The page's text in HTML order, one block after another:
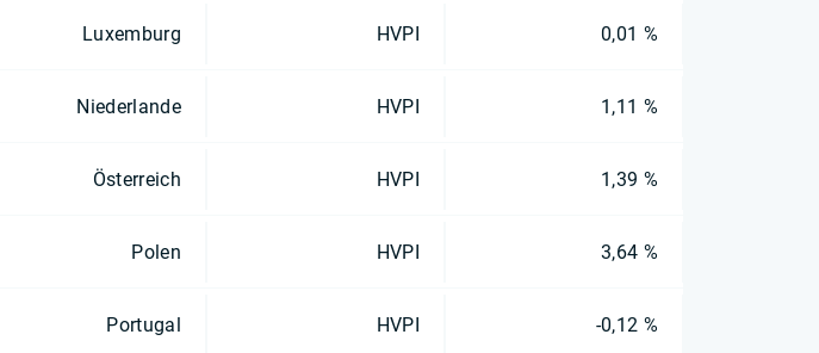
Luxemburg HVPI 0,01 %
Niederlande HVPI 1,11 %
Österreich HVPI 1,39 %
Polen HVPI 3,64 %
Portugal HVPI -0,12 %